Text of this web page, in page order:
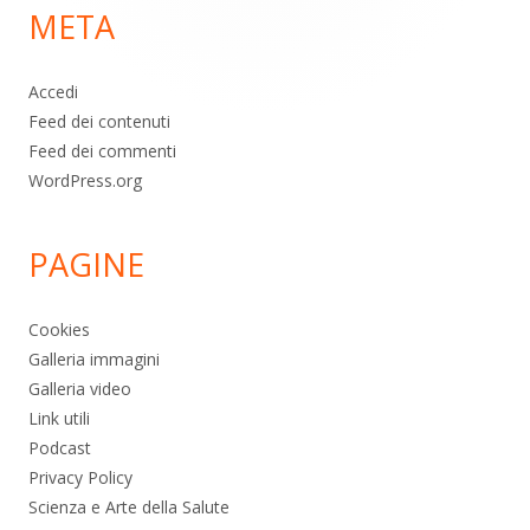
pagina
META
Accedi
Feed dei contenuti
Feed dei commenti
WordPress.org
PAGINE
Cookies
Galleria immagini
Galleria video
Link utili
Podcast
Privacy Policy
Scienza e Arte della Salute